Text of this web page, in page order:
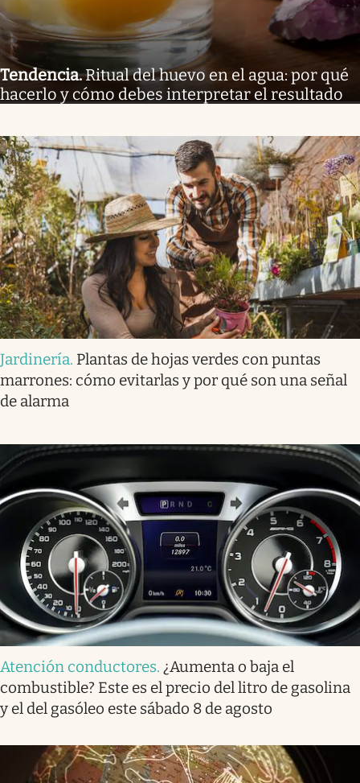
Tendencia.Ritual del huevo en el agua: por qué
hacerlo y cómo debes interpretar el resultado
Jardinería. Plantas de hojas verdes con puntas
marrones: cómo evitarlas y por qué son una señal
de alarma
Atención conductores. ¿Aumenta o baja el
combustible? Este es el precio del litro de gasolina
y el del gasóleo este sábado 8 de agosto